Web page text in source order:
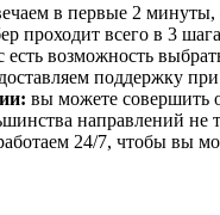
в первые 2 минуты,
проходит всего в 3
есть возможность
поддержку
вы можете совершить
направлений не
24/7, чтобы вы